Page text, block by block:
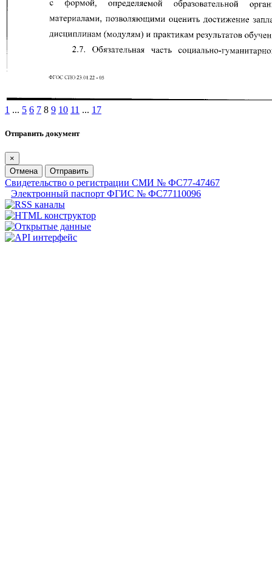
1 ... 5 6 7 8 9 10 11 ... 17
Отправить документ
×
Отмена
Отправить
Свидетельство о регистрации СМИ № ФС77-47467
Электронный паспорт ФГИС № ФС77110096